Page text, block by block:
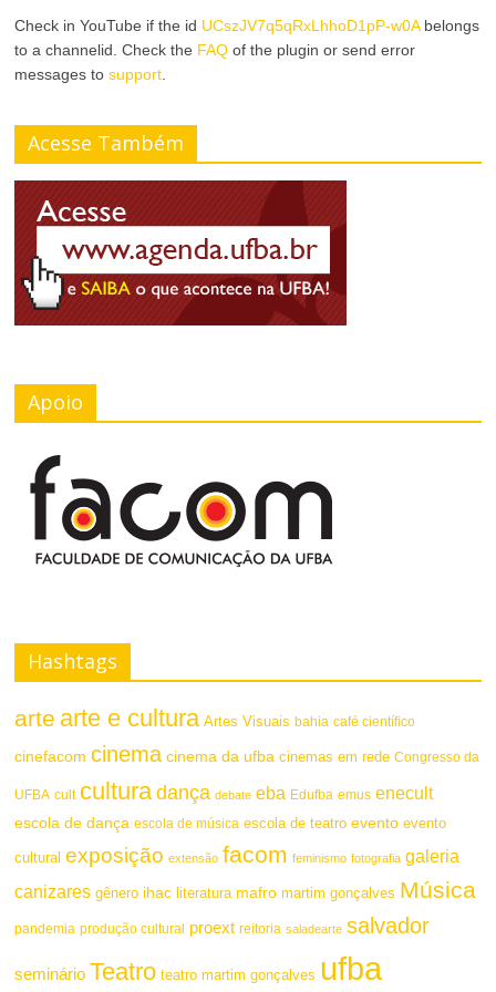
Check in YouTube if the id UCszJV7q5qRxLhhoD1pP-w0Abelongs
to a channelid. Check the FAQ of the plugin or send error
messages tosupport
Acesse Também
Apoio
Hashtags
arte arte e cultura Artes Visuais bahia café científico
cinefacom cinema cinema da ufba cinemas em rede Congresso da
UFBA cult cultura dança debate eba Edufba emus enecult
escola de dança escola de música escola de teatro evento evento
cultural exposição extensão facom feminismo fotografia galeria
canizares gênero ihac literatura mafro martim gonçalves Música
pandemia produção cultural proext reitoria saladearte salvador
seminário Teatro teatro martim gonçalves ufba